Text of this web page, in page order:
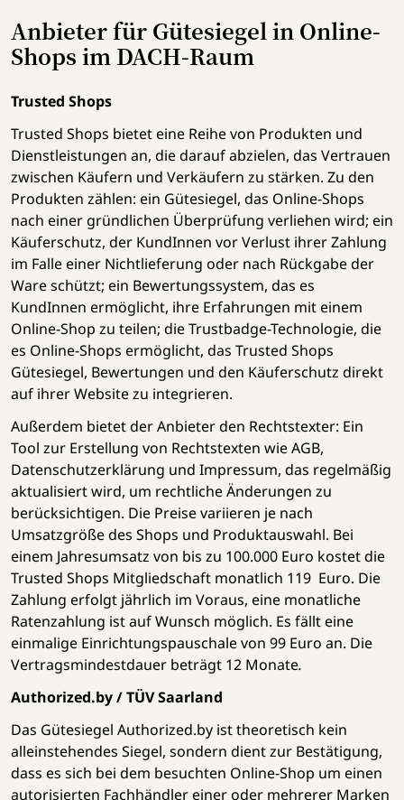
Anbieter für Gütesiegel in Online-
Shops im DACH-Raum
Trusted Shops
Trusted Shops bietet eine Reihe von Produkten und
Dienstleistungen an, die darauf abzielen, das Vertrauen
zwischen Käufern und Verkäufern zu stärken. Zu den
Produkten zählen: ein Gütesiegel, das Online-Shops
nach einer gründlichen Überprüfung verliehen wird; ein
Käuferschutz, der KundInnen vor Verlust ihrer Zahlung
im Falle einer Nichtlieferung oder nach Rückgabe der
Ware schützt; ein Bewertungssystem, das es
KundInnen ermöglicht, ihre Erfahrungen mit einem
Online-Shop zu teilen; die Trustbadge-Technologie, die
es Online-Shops ermöglicht, das Trusted Shops
Gütesiegel, Bewertungen und den Käuferschutz direkt
auf ihrer Website zu integrieren.
Außerdem bietet der Anbieter den Rechtstexter: Ein
Tool zur Erstellung von Rechtstexten wie AGB,
Datenschutzerklärung und Impressum, das regelmäßig
aktualisiert wird, um rechtliche Änderungen zu
berücksichtigen. Die Preise variieren je nach
Umsatzgröße des Shops und Produktauswahl. Bei
einem Jahresumsatz von bis zu 100.000 Euro kostet die
Trusted Shops Mitgliedschaft monatlich 119 Euro. Die
Zahlung erfolgt jährlich im Voraus, eine monatliche
Ratenzahlung ist auf Wunsch möglich. Es fällt eine
einmalige Einrichtungspauschale von 99 Euro an. Die
Vertragsmindestdauer beträgt 12 Monate.
Authorized.by / TÜV Saarland
Das Gütesiegel Authorized.by ist theoretisch kein
alleinstehendes Siegel, sondern dient zur Bestätigung,
dass es sich bei dem besuchten Online-Shop um einen
autorisierten Fachhändler einer oder mehrerer Marken